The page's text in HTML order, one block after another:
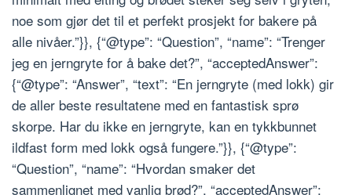
noe som gjør det til et perfekt prosjekt for bakere på
alle nivåer.”}}, {“@type”: “Question”, “name”: “Trenger
jeg en jerngryte for å bake det?”, “acceptedAnswer”:
{“@type”: “Answer”, “text”: “En jerngryte (med lokk) gir
de aller beste resultatene med en fantastisk sprø
skorpe. Har du ikke en jerngryte, kan en tykkbunnet
ildfast form med lokk også fungere.”}}, {“@type”:
“Question”, “name”: “Hvordan smaker det
sammenlignet med vanlig brød?”, “acceptedAnswer”: